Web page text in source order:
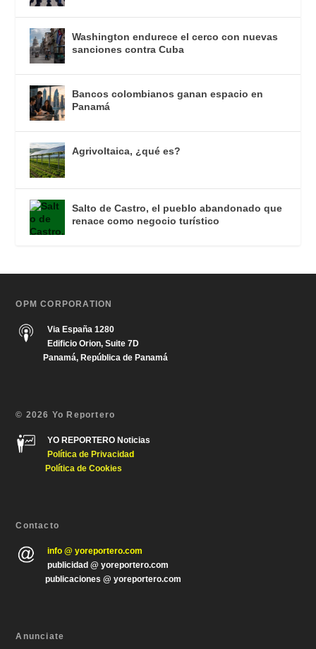
Washington endurece el cerco con nuevas
sanciones contra Cuba
Bancos colombianos ganan espacio en
Panamá
Agrivoltaica, ¿qué es?
Salto de Castro, el pueblo abandonado que
renace como negocio turístico
OPM CORPORATION
Via España 1280
Edificio Orion, Suite 7D
Panamá, República de Panamá
© 2026 Yo Reportero
YO REPORTERO Noticias
Política de Privacidad
Política de Cookies
Contacto
info @ yoreportero.com
publicidad @ yoreportero.com
publicaciones @ yoreportero.com
Anunciate